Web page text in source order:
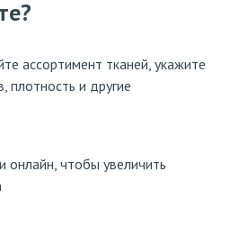
ассортимент тканей, укажите
плотность и другие
онлайн, чтобы увеличить